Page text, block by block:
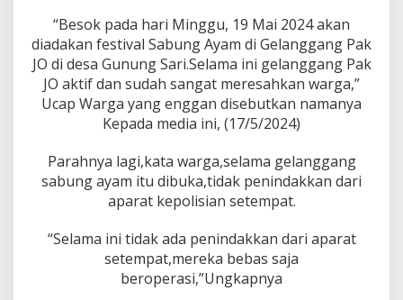
g
S
a
r
i
,
W
r
g
a
M
n
t
a
“Besok pada hari Minggu, 19 Mai 2024 akan
diadakan festival Sabung Ayam di Gelanggang Pak
JO di desa Gunung Sari.Selama ini gelanggang Pak
JO aktif dan sudah sangat meresahkan warga,”
Ucap Warga yang enggan disebutkan namanya
Kepada media ini, (17/5/2024)
Parahnya lagi,kata warga,selama gelanggang
sabung ayam itu dibuka,tidak penindakkan dari
aparat kepolisian setempat.
“Selama ini tidak ada penindakkan dari aparat
setempat,mereka bebas saja
beroperasi,”Ungkapnya